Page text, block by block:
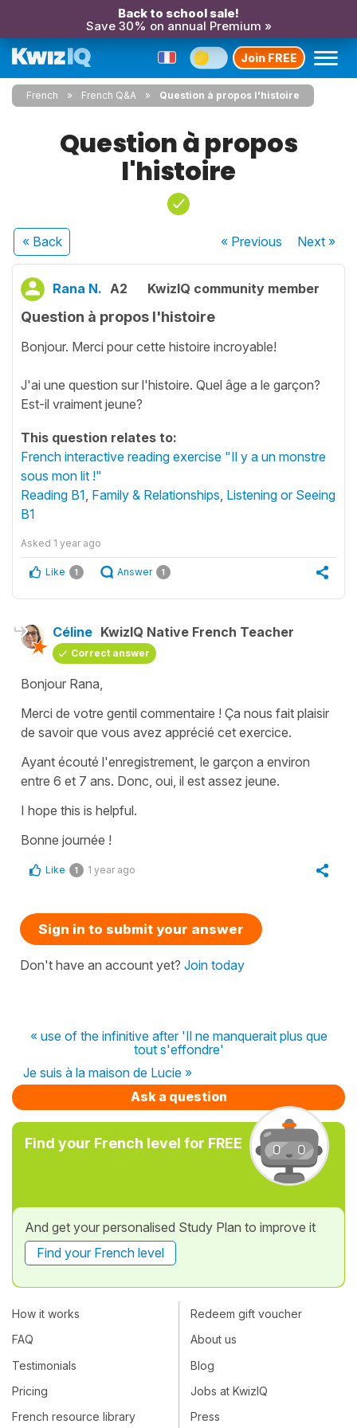
Back to school sale!
Save 30% on annual Premium »
Join FREE
French French Q&A Question à propos l'histoire
Question à propos
l'histoire
« Back « Previous Next»
Rana N. A2 KwizIQ community member
Question à propos l'histoire
Bonjour. Merci pour cette histoire incroyable!
J'ai une question sur l'histoire. Quel âge a le garçon?
Est-il vraiment jeune?
This question relates to:
French interactive reading exercise "Il y a un monstre
sous mon lit !"
Reading B1 Family & Relationships Listening or Seeing
B1
Asked 1 year ago
Like 1 Answer 1
Céline KwizIQ Native French Teacher
Correct answer
Bonjour Rana,
Merci de votre gentil commentaire ! Ça nous fait plaisir
de savoir que vous avez apprécié cet exercice.
Ayant écouté l'enregistrement, le garçon a environ
entre 6 et 7 ans. Donc, oui, il est assez jeune.
I hope this is helpful.
Bonne journée !
Like 1 1 year ago
Sign in to submit your answer
Don't have an account yet? Join today
« use of the infinitive after 'Il ne manquerait plus que
tout s'effondre'
Je suis à la maison de Lucie »
Ask a question
Find your French level for FREE
And get your personalised Study Plan to improve it
Find your French level
How it works
FAQ
Testimonials
Pricing
French resource library
Redeem gift voucher
About us
Blog
Jobs at KwizIQ
Press